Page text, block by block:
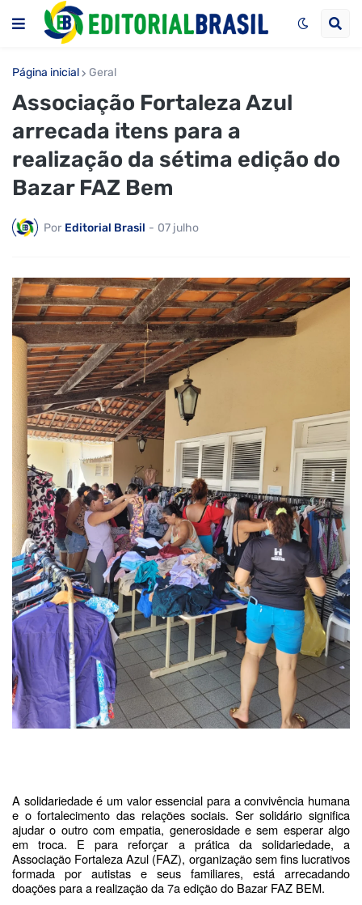
Página inicial Geral
Associação Fortaleza Azul
arrecada itens para a
realização da sétima edição do
Bazar FAZ Bem
Por Editorial Brasil - 07 julho
A solidariedade é um valor essencial para a convivência humana
e o fortalecimento das relações sociais. Ser solidário significa
ajudar o outro com empatia, generosidade e sem esperar algo
em troca. E para reforçar a prática da solidariedade, a
Associação Fortaleza Azul (FAZ), organizaçãosem fins lucrativos
formada por autistas e seus familiares, está arrecadando
doações para a realização da 7a edição do Bazar FAZ BEM.